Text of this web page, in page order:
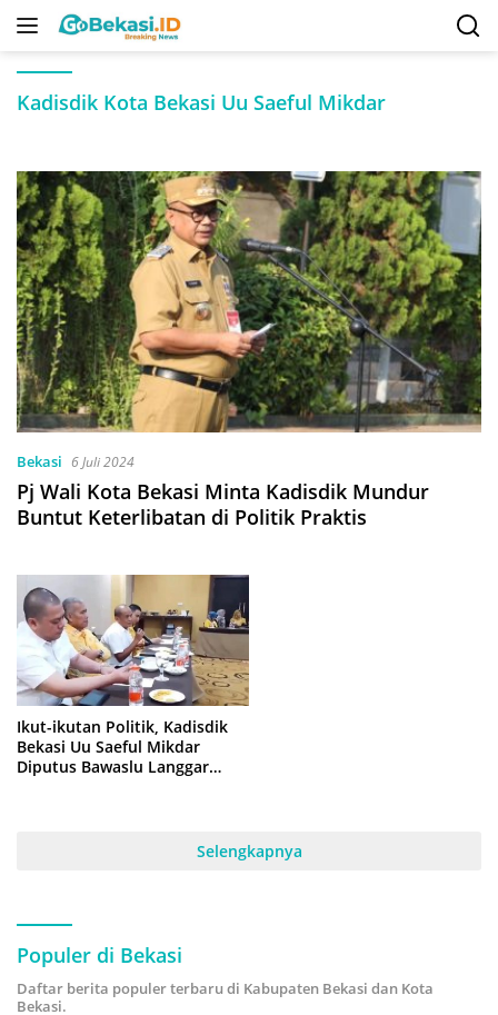
Langsung
Kadisdik Kota Bekasi Uu Saeful Mikdar
Bekasi 6 Juli 2024
Pj Wali Kota Bekasi Minta Kadisdik Mundur
Buntut Keterlibatan di Politik Praktis
Ikut-ikutan Politik, Kadisdik
Bekasi Uu Saeful Mikdar
Diputus Bawaslu Langgar
Selengkapnya
Populer di Bekasi
Daftar berita populer terbaru di Kabupaten Bekasi dan Kota
Bekasi.